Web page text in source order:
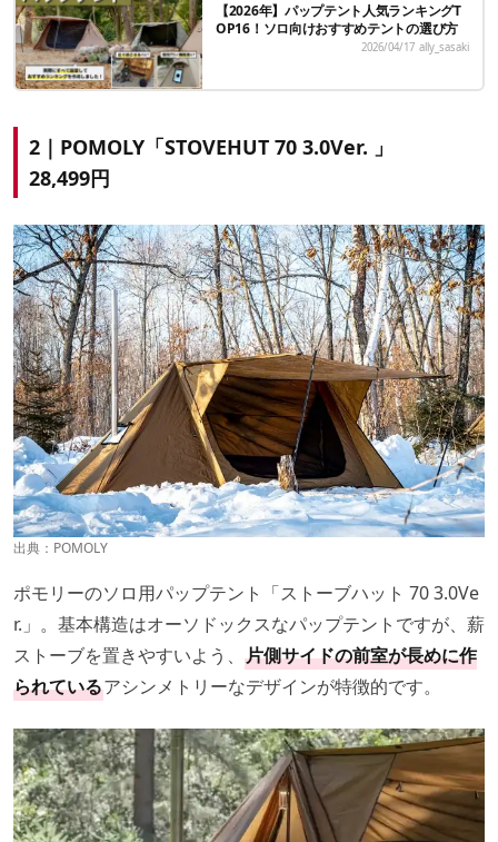
【2026年】パップテント人気ランキングT
OP16！ソロ向けおすすめテントの選び方
2026/04/17 ally_sasaki
2｜POMOLY「STOVEHUT 70 3.0Ver. 」
28,499円
出典： POMOLY
ポモリーのソロ用パップテント「ストーブハット 70 3.0Ve
r.」。基本構造はオーソドックスなパップテントですが、薪
ストーブを置きやすいよう、 片側サイドの前室が長めに作
られているアシンメトリーなデザインが特徴的です。